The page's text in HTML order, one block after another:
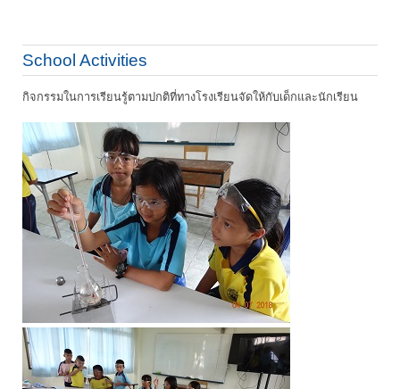
School Activities
กิจกรรมในการเรียนรู้ตามปกติที่ทางโรงเรียนจัดให้กับเด็กและนักเรียน